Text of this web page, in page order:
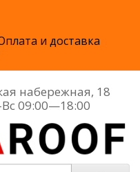
и доставка
набережная, 18
09:00—18:00